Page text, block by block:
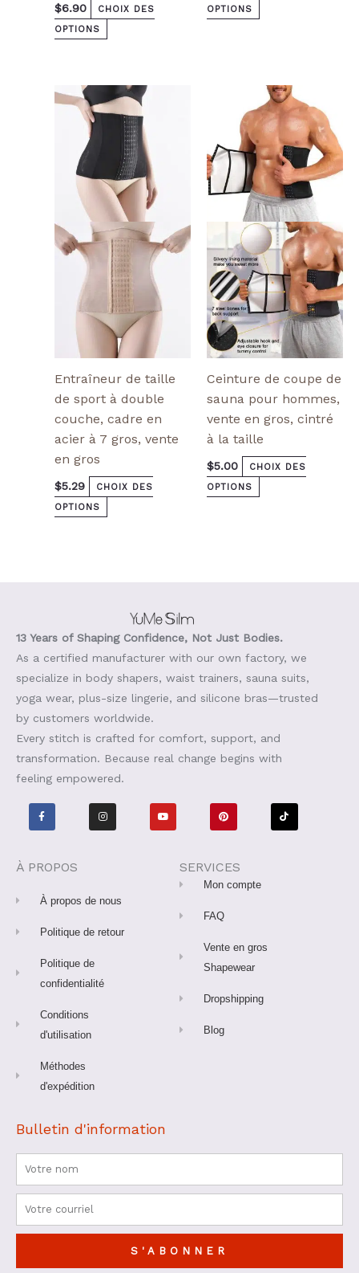
$6.90
CHOIX DES
OPTIONS
OPTIONS
Entraîneur de taille
de sport à double
couche, cadre en
acier à 7 gros, vente
en gros
$5.29
CHOIX DES
OPTIONS
Ce
produit
plusieurs
variantes.
Les
options
peuvent
être
choisies
sur
la
page
de
produit
Ceinture de coupe de
sauna pour hommes,
vente en gros, cintré
à la taille
$5.00
CHOIX DES
OPTIONS
Ce
produit
a
plusieurs
variantes.
Les
options
peuvent
être
choisies
sur
la
page
de
produit
13 Years of Shaping Confidence, Not Just Bodies.
As a certified manufacturer with our own factory, we
specialize in body shapers, waist trainers, sauna suits,
yoga wear, plus-size lingerie, and silicone bras—trusted
by customers worldwide.
Every stitch is crafted for comfort, support, and
transformation. Because real change begins with
feeling empowered.
F
a
c
e
o
k
I
n
s
t
Y
o
u
t
P
i
n
t
e
s
t
T
i
k
t
À PROPOS
À propos de nous
Politique de retour
Politique de
confidentialité
Conditions
d'utilisation
Méthodes
d'expédition
SERVICES
Mon compte
FAQ
Vente en gros
Shapewear
Dropshipping
Blog
Bulletin d'information
Nom
Courriel
S'ABONNER